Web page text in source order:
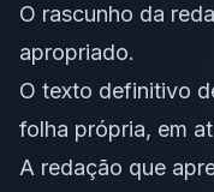
O rascunho da
apropriado.
O texto definitivo
folha própria, em
A redação que